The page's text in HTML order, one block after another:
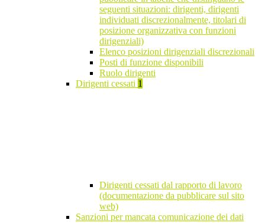
seguenti situazioni: dirigenti, dirigenti
individuati discrezionalmente, titolari di
posizione organizzativa con funzioni
dirigenziali)
Elenco posizioni dirigenziali discrezionali
Posti di funzione disponibili
Ruolo dirigenti
Dirigenti cessati 1
Dirigenti cessati dal rapporto di lavoro
(documentazione da pubblicare sul sito
web)
Sanzioni per mancata comunicazione dei dati